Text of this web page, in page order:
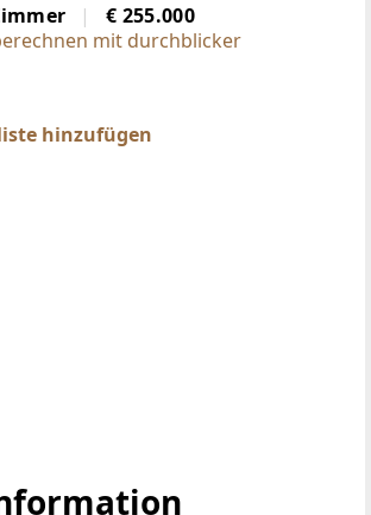
€ 255.000
mit durchblicker
hinzufügen